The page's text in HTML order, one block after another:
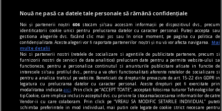
Soare-Ivănescu a convins repede de talentul ei de
„cititor“ şi a fost angajată.
Ruxandra TUDOR
Nouă ne pasă ca datele tale personale să rămână confidențiale
Noi și partenerii noștri606 stocăm și/sau accesăm informații pe dispozitivul dvs., precum
identificatorii cookie unici pentru prelucrarea datelor cu caracter personal. Puteți accepta sau
gestiona alegerile dvs. făcând clic mai jos sau în orice moment, pe pagina cu politica de
confidențialitate. Aceste alegeri vor fi raportate partenerilor noștri și nu vă vor afecta navigarea.
Mai
multe detalii
Noi si partenerii nostri (retelele de socializare si agentiile de publicitate partenere, precum si
furnizorii nostri de servicii de date analitice) prelucram date pentru a permite website-ului sa
functioneze, pentru a personaliza continutul si anunturile publicitare afisate in functie de
interesele si/sau profilul dvs., pentru a va oferi functionalitati aferente retelelor de socializare si
pentru a analiza traficul pe website. Beneficiati de drepturile prevazute de art. 15-22 din GDPR in
legatura cu prelucrarea datelor cu caracter personal. Aceste drepturi pot fi exercitate prin
modalitatea indicataaici
. Prin click pe “ACCEPT TOATE”, acceptati folosirea tuturor Tehnologiilor de
tip Cookie, care implica inclusiv acceptul dvs. cu privire la stocarea/accesarea informatiilor de catre
Vendor-ii cu care colaboram. Prin click pe “VREAU SA MODIFIC SETARILE INDIVIDUAL” puteti
schimba preferintele in mod individual, mai putin cele legate de cookie strict necesare pentru